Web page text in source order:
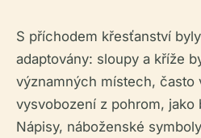
S příchodem křesťanství
adaptovány: sloupy a kříže
významných místech, často
vysvobození z pohrom, jako
Nápisy, náboženské